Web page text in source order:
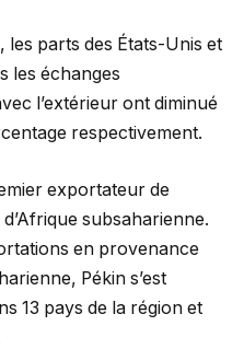
les parts des États-Unis et
les échanges
l’extérieur ont diminué
respectivement.
exportateur de
subsaharienne.
en provenance
Pékin s’est
13 pays de la région et